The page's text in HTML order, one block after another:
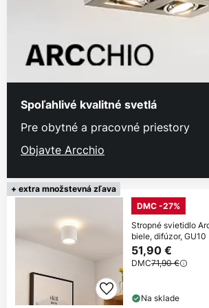
Spoľahlivé kvalitné svetlá
Pre obytné a pracovné priestory
Objavte Arcchio
+ extra množstevná zľava
DMC -27%
Stropné svietidlo
biele, difúzor, GU10
51,90 €
DMC71,90 €
Na sklade